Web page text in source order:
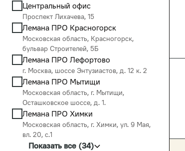
Центральный офис
Проспект Лихачева, 15
Лемана ПРО Красногорск
Московская область, Красногорск,
бульвар Строителей, 5Б
Лемана ПРО Лефортово
г. Москва, шоссе Энтузиастов, д. 12 к. 2
Лемана ПРО Мытищи
Московская область, г. Мытищи,
Осташковское шоссе, д. 1.
Лемана ПРО Химки
Московская область, г. Химки, ул. 9 Мая,
вл. 20, с.1
Показать все (34)